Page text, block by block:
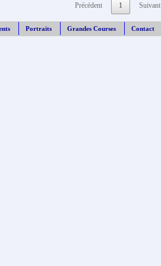
Précédent 1 Suivant
Portraits Grandes Courses Contact